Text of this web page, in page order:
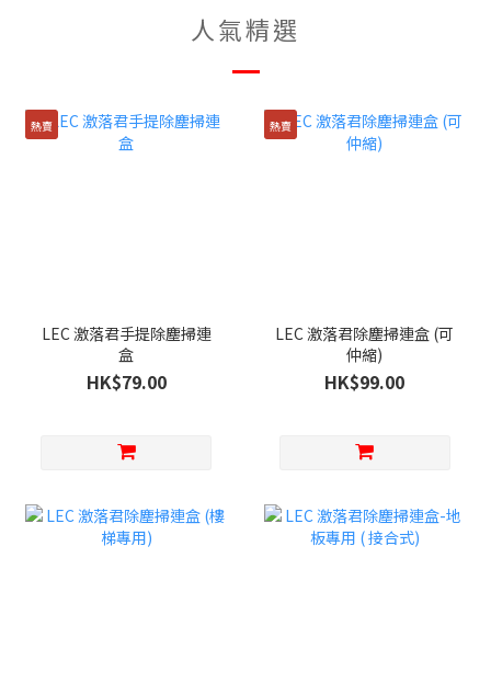
人氣精選
熱賣
LEC 激落君手提除塵掃連
盒
HK$79.00
熱賣
LEC 激落君除塵掃連盒 (可
仲縮)
HK$99.00